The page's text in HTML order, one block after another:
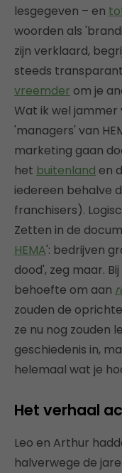
lesgegeven – en
woorden als
zijn verklaard,
steeds
vreemder om je
Wat ik wel jammer
'managers' van
marketing gaan
het buitenland en
iedereen behalve
franchisers).
Zetten in de
HEMA': bedrijven
dood', zeg maar.
behoefte om aan
zouden de
ze nu nog zouden
geschiedenis in,
helemaal wat je
Het verhaal
Leo en Arthur
halverwege de